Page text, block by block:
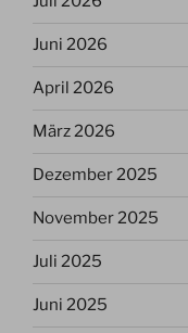
Juni 2026
April 2026
März 2026
Dezember 2025
November 2025
Juli 2025
Juni 2025